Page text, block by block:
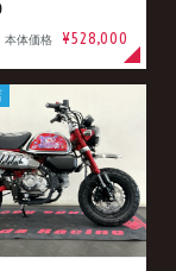
本体価格 ¥528,000